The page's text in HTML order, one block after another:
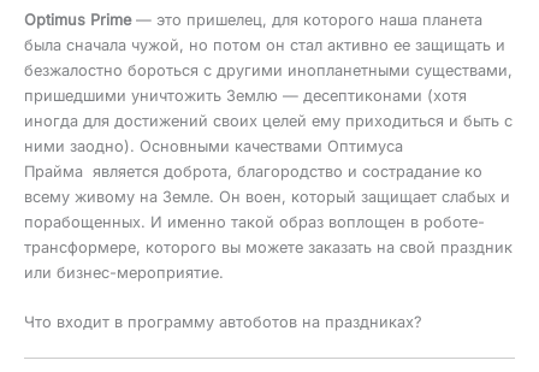
Optimus Prime— это пришелец, для которого наша планета
была сначала чужой, но потом он стал активно ее защищать и
безжалостно бороться с другими инопланетными существами,
пришедшими уничтожить Землю — десептиконами (хотя
иногда для достижений своих целей ему приходиться и быть с
ними заодно). Основными качествами Оптимуса
Прайма является доброта, благородство и сострадание ко
всему живому на Земле. Он воен, который защищает слабых и
порабощенных. И именно такой образ воплощен в роботе-
трансформере, которого вы можете заказать на свой праздник
или бизнес-мероприятие.
Что входит в программу автоботов на праздниках?